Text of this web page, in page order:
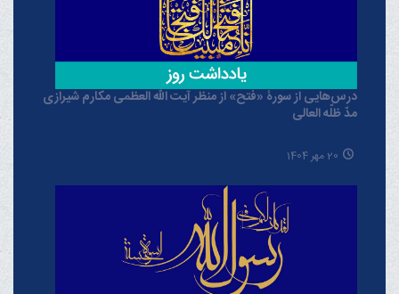
درس‌هایی از سورۀ «فتح» از منظر آیت الله العظمی مکارم شیرازی
مدّ ظلّه العالی
20 مهر 1404